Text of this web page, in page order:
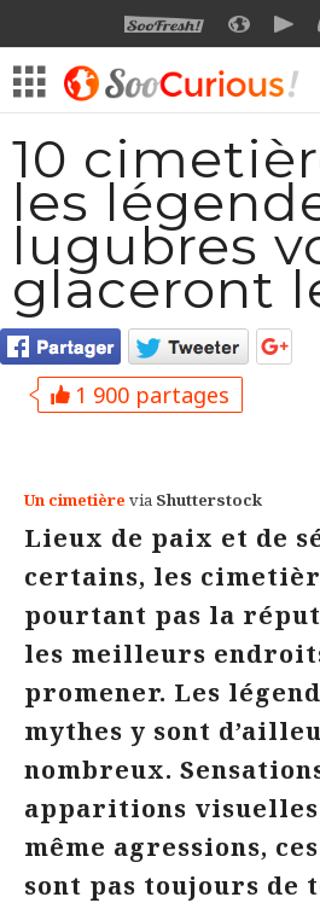
SOOFRESH
10
les
lugubres
glaceront
1 900 partages
Un cimetière via Shutterstock
Lieux de paix et de
certains, les
pourtant pas la
les meilleurs
promener. Les
mythes y sont
nombreux.
apparitions visuelles
même agressions,
sont pas toujours de